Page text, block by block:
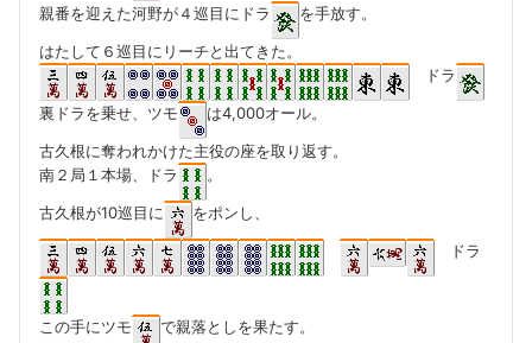
親番を迎えた河野が４巡目にドラ
を手放す。
はたして６巡目にリーチと出てきた。
ドラ
裏ドラを乗せ、ツモ
は4,000オール。
古久根に奪われかけた主役の座を取り返す。
南２局１本場、ドラ
。
古久根が10巡目に
をポンし、
ドラ
この手にツモ で親落としを果たす。